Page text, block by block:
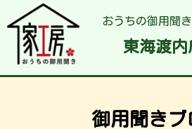
おうちの御用聞
東海渡内
御用聞きブ